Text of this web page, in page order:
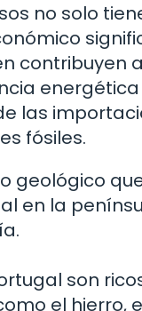
no solo
contribuyen
energética
las
fósiles.
geológico
en la
son
el hierro,